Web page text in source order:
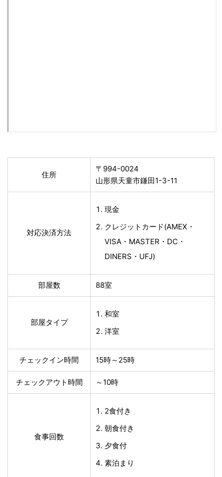
住所
〒994-0024
山形県天童市鎌田1-3-11
対応決済方法
現金
クレジットカード(AMEX・
VISA・MASTER・DC・
DINERS・UFJ)
部屋数 88室
部屋タイプ
和室
洋室
チェックイン時間 15時～25時
チェックアウト時間 ～10時
食事回数
2食付き
朝食付き
夕食付
素泊まり